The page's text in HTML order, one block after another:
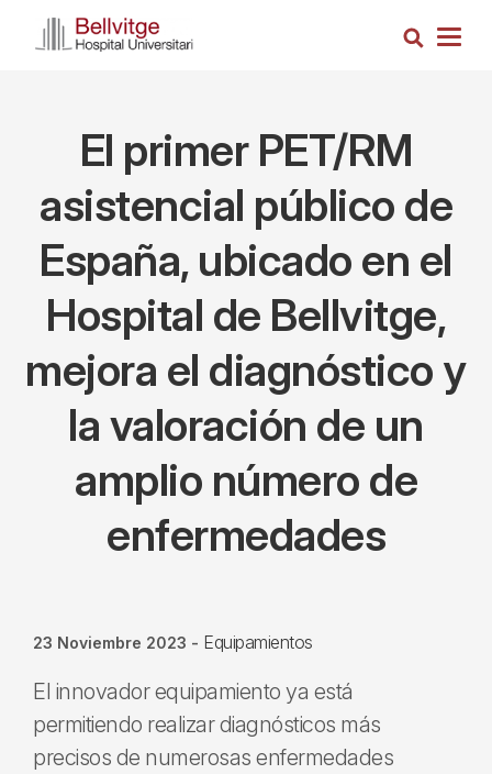
Busca
El primer PET/RM
asistencial público de
España, ubicado en el
Hospital de Bellvitge,
mejora el diagnóstico y
la valoración de un
amplio número de
enfermedades
23 Noviembre 2023 - Equipamientos
El innovador equipamiento ya está
permitiendo realizar diagnósticos más
precisos de numerosas enfermedades